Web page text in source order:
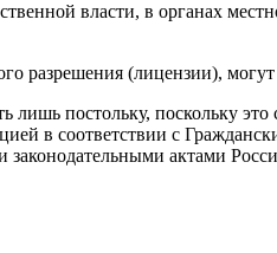
власти, в органах
разрешения (лицензии),
лишь постольку, поскольку
в соответствии с
законодательными актами